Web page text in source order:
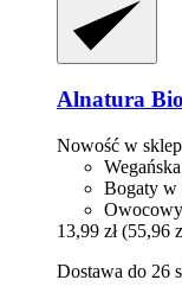
Alnatura
Nowość w
Bogaty w
13,99 zł (55,96
Dostawa do 26